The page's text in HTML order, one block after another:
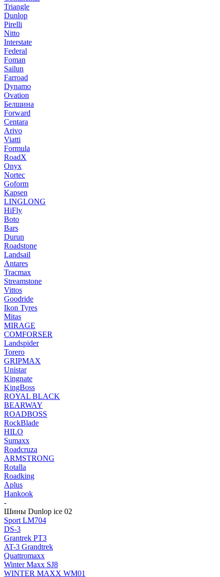
Triangle
Dunlop
Pirelli
Nitto
Interstate
Federal
Foman
Sailun
Farroad
Dynamo
Ovation
Белшина
Forward
Centara
Arivo
Viatti
Formula
RoadX
Onyx
Nortec
Goform
Kapsen
LINGLONG
HiFly
Boto
Bars
Durun
Roadstone
Landsail
Antares
Tracmax
Streamstone
Vittos
Goodride
Ikon Tyres
Mitas
MIRAGE
COMFORSER
Landspider
Torero
GRIPMAX
Unistar
Kingnate
KingBoss
ROYAL BLACK
BEARWAY
ROADBOSS
RockBlade
HILO
Sumaxx
Roadcruza
ARMSTRONG
Rotalla
Roadking
Aplus
Hankook
-
Шины Dunlop ice 02
Sport LM704
DS-3
Grantrek PT3
AT-3 Grandtrek
Quattromaxx
Winter Maxx SJ8
WINTER MAXX WM01